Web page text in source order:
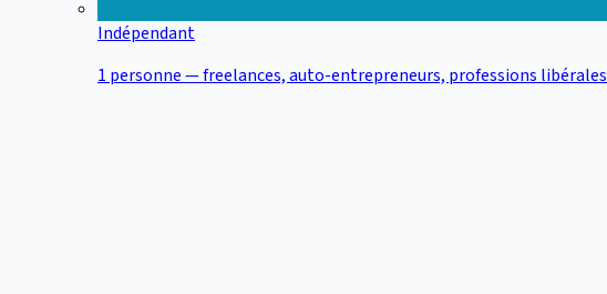
Indépendant
1 personne — freelances, auto-entrepreneurs, professions libérales